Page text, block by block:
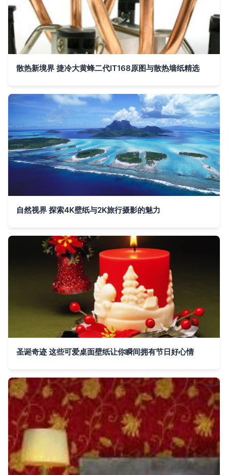
散热新境界 捷冷大黄蜂二代IT168原图与散热墙纸精选
自然视界 探索4K壁纸与2K旅行摄影的魅力
圣诞奇迹 这些可爱桌面壁纸让你瞬间拥有节日好心情